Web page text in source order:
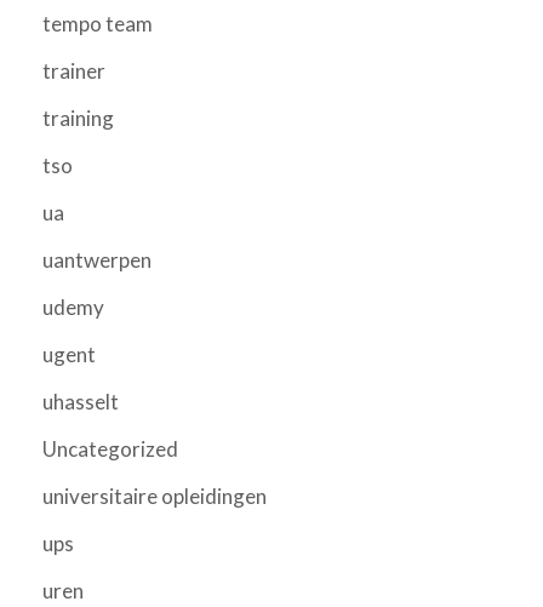
tempo team
trainer
training
tso
ua
uantwerpen
udemy
ugent
uhasselt
Uncategorized
universitaire opleidingen
ups
uren